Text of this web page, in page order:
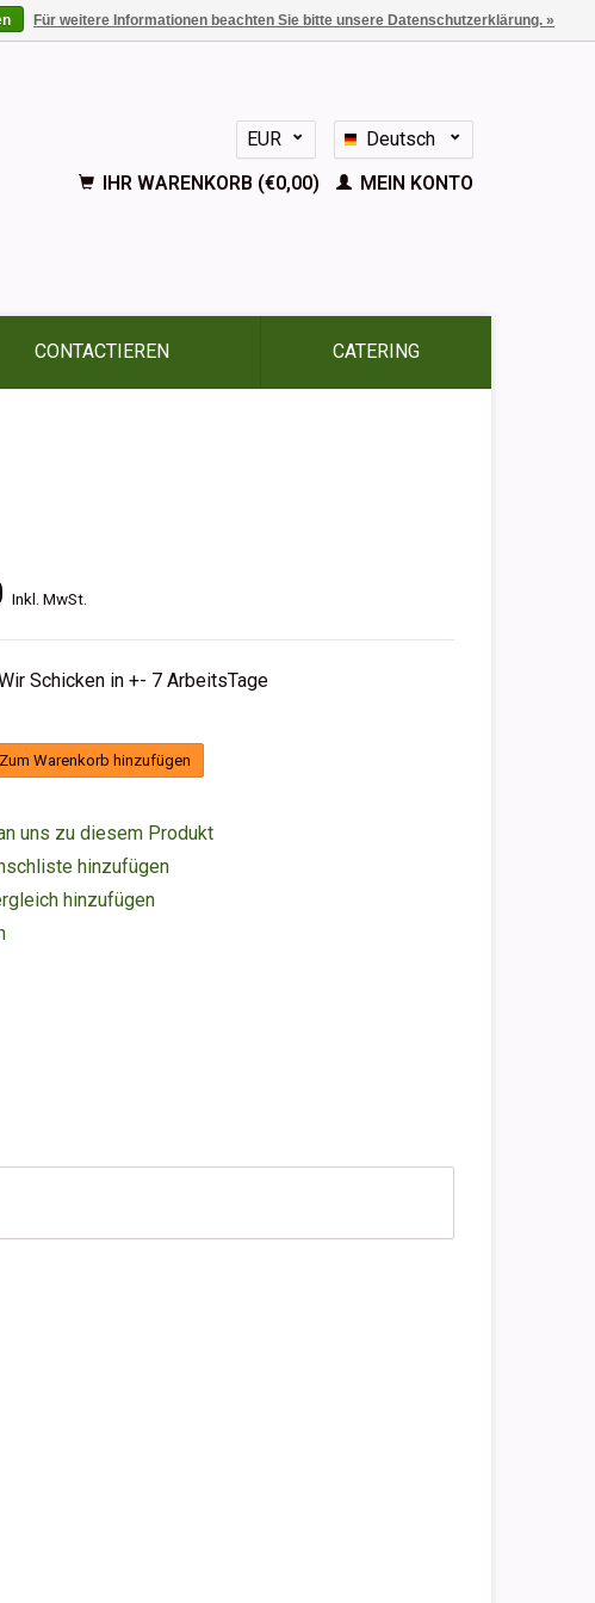
EUR
GBP
Deutsch
Nederlands
English
IHR WARENKORB (€0,00) MEIN KONTO
CONTACTIEREN CATERING
Inkl. MwSt.
Schicken in +- 7 ArbeitsTage
Zum Warenkorb hinzufügen
uns zu diesem Produkt
hinzufügen
hinzufügen
Für weitere Informationen beachten Sie bitte unsere Datenschutzerklärung. »